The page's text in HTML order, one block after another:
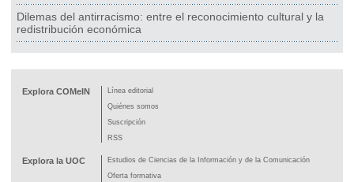
Dilemas del antirracismo: entre el reconocimiento cultural y la
redistribución económica
Explora COMeIN
Línea editorial
Quiénes somos
Suscripción
RSS
Explora la UOC
Estudios de Ciencias de la Información y de la Comunicación
Oferta formativa